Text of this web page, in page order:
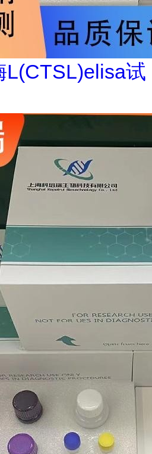
L(CTSL)elisa试